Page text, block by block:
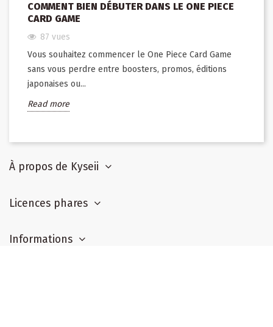
COMMENT BIEN DÉBUTER DANS LE ONE PIECE
CARD GAME
87 vues
Vous souhaitez commencer le One Piece Card Game
sans vous perdre entre boosters, promos, éditions
japonaises ou...
Read more
À propos de Kyseii
Licences phares
Informations